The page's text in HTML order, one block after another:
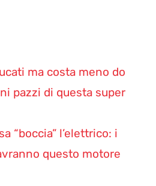
ma costa meno do
pazzi di questa super
“boccia” l’elettrico: i
questo motore